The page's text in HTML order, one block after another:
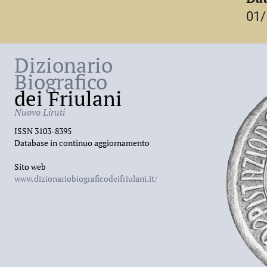
una breve sosta a Pietrasanta, si stabilì
Dizionario
Biografico
dei Friulani
Nuovo Liruti
ISSN 3103-8395
Database in continuo aggiornamento
Sito web
www.dizionariobiograficodeifriulani.it/